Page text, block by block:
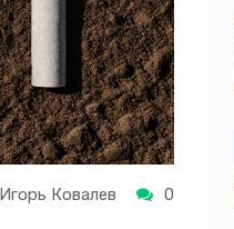
Игорь Ковалев 0